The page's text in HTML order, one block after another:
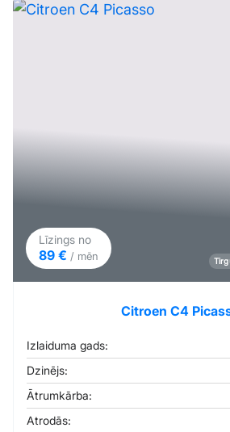
Līzings no
89 € / mēn
Citroen C4
Izlaiduma gads:
Dzinējs:
Ātrumkārba:
Atrodās: